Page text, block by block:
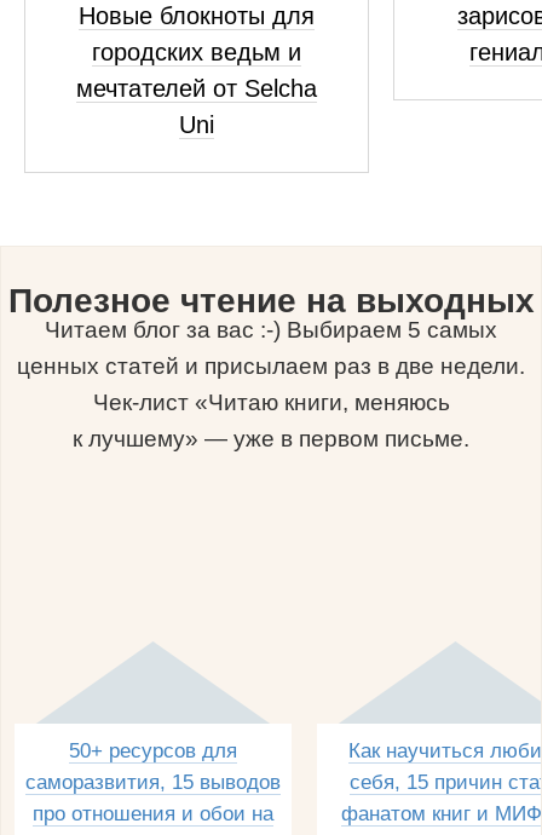
Новые блокноты для
городских ведьм и
мечтателей от Selcha
Uni
Полезное чтение на выходных
Читаем блог за вас :-) Выбираем 5 самых
ценных статей и присылаем раз в две недели.
Чек-лист «Читаю книги, меняюсь
к лучшему» — уже в первом письме.
50+ ресурсов для
саморазвития, 15 выводов
про отношения и обои на
Как научиться
себя, 15 причин
фанатом книг и